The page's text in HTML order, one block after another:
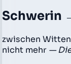
Schwerin
zwischen
nicht mehr —